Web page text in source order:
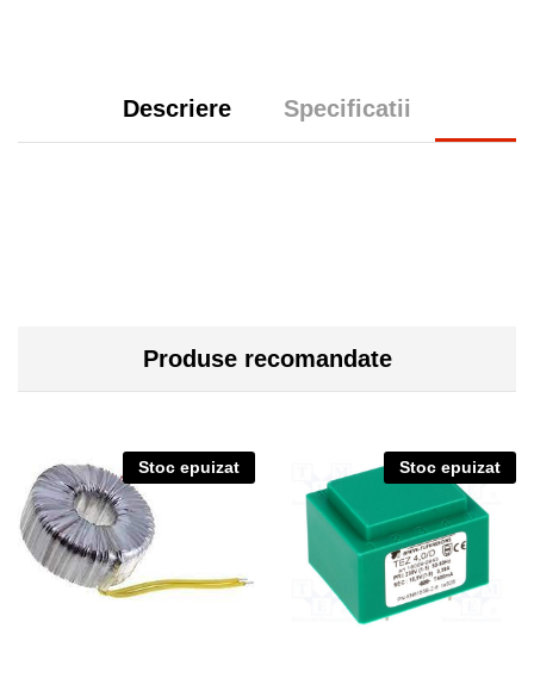
Descriere Specificatii
Produse recomandate
Stoc epuizat Stoc epuizat